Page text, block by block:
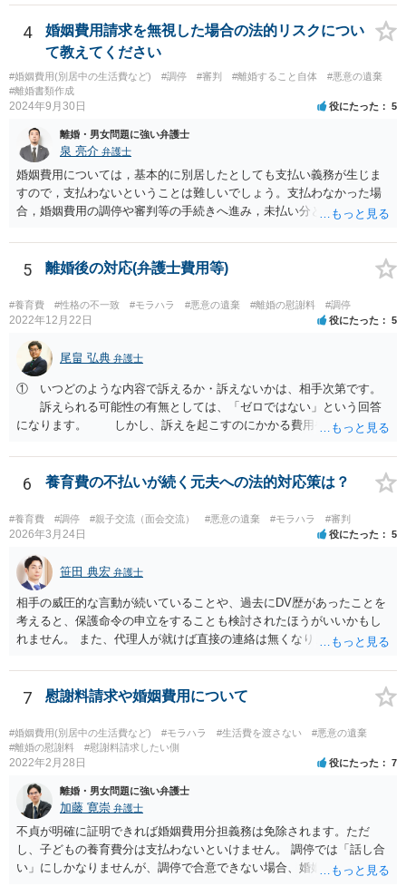
ますが、 「不貞を疑われる行為」という書き方だと、今後何らかの接
触をした際にこれは不貞を疑われる行為ではない、勝手に疑っている
だけだ、 と反論されかねません。 そのため、はっきり「不貞したらい
くら」とか、今回の経緯を踏まえるなら「二人で宿泊したらいくら」
とか書いた方が、 言い逃れしにくいと思われます。 不貞や宿泊でない
接触については、書き方を検討してみましょう。 ただ記載自体はでき
わざ屋外でそういう行為をするか、という問題です。
4
婚姻費用請求を無視した場合の法的リスクについ
て教えてください
#婚姻費用(別居中の生活費など) #調停 #審判 #離婚すること自体
#悪意の遺棄
#離婚書類作成
2024年9月30日 役にたった 5
離婚・男女問題に強い弁護士
泉 亮介 弁護士
婚姻費用については，基本的に別居したとしても支払い義務が生じま
すので，支払わないということは難しいでしょう。支払わなかった場
合，婚姻費用の調停や審判等の手続きへ進み，未払い分として差押を
5 離婚後の対応(弁護士費用等)
#養育費 #性格の不一致 #モラハラ #悪意の遺棄 #離婚の慰謝料 #調停
2022年12月22日 役にたった 5
尾畠 弘典 弁護士
① いつどのような内容で訴えるか・訴えないかは、相手次第です。
訴えられる可能性の有無としては、「ゼロではない」という回答
になります。 しかし、訴えを起こすのにかかる費用や手間を考え
能力がない状況で作成した場合などは、無効になったり取り消された
りする可能性があります。しかし、法的には無効や取消しを主張する
ハードルはとても高いです。お聞きする限り、今回のケースでは無効
や取消しとなるような事情はないと思われます。 ③ 公正証書を作成
するには、公正証書を作成すること自体の双方の合意と相互の協力
ります）と、合意内容について双方の了承が必要です。 現状では相
手方と合意を経るのは、難しいのではないでしょうか。 作成済みの
協議書に記載された養育費の金額が法的にみて低すぎる場合は、養育
費増額を求める調停を提起するのがお勧めです。 調停で話し合いが
まとまらなければ、審判といって、それぞれの収入をもとに裁判所が
押えが考えられます。）することが可能です。 作成済みの協議書
行することができないという状況です。 ④ まず、現状からすれば公
正証書の作成の依頼ではなく、依頼を受けるとすれば養育費増額の調
停だと思います。 弁護士費用は自由化されており、弁護士ごとに
異なりますが、依頼時に２０～３０万円程度、増額が実現できた場合
には増額できた金額の●％という形で報酬を設定している場合が多いと
思います。 調停や審判によって、養育費が現状と比べて増減額し
得るのは③で説明したとおりです。 ⑤ 養育費の増額を求めることが
できる可能性があるのは③で説明したとおりです。 違反の内容次
第ではありますが、迷惑行為の停止を求めたり、賠償を求める訴訟と
6 養育費の不払いが続く元夫への法的対応策は？
#養育費 #調停 #親子交流（面会交流） #悪意の遺棄 #モラハラ #審判
2026年3月24日 役にたった 5
笹田 典宏 弁護士
相手の威圧的な言動が続いていることや、過去にDV歴があったことを
考えると、保護命令の申立をすることも検討されたほうがいいかもし
れません。 また、代理人が就けば直接の連絡は無くなりますので、ご
やりとりが相当ご心労になっていると見受けられますので、一度弁護
士や行政の相談窓口にご相談されることをお勧め致します。
7 慰謝料請求や婚姻費用について
#婚姻費用(別居中の生活費など) #モラハラ #生活費を渡さない
#悪意の遺棄
#離婚の慰謝料
#慰謝料請求したい側
2022年2月28日 役にたった 7
離婚・男女問題に強い弁護士
加藤 寛崇 弁護士
不貞が明確に証明できれば婚姻費用分担義務は免除されます。ただ
し、子どもの養育費分は支払わないといけません。 調停では「話し合
い」にしかなりませんが、調停で合意できない場合、婚姻費用につい